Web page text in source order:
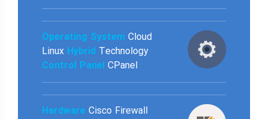
Operating System Cloud
Linux Hybrid Technology
Control Panel CPanel
Hardware Cisco Firewall